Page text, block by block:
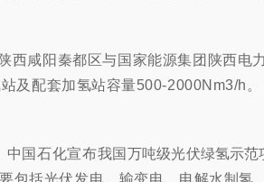
陕西咸阳秦都区与国家能源集团陕西
及配套加氢站容量500-2000Nm3/h。
国石化宣布我国 万吨级光伏绿氢示
包括光伏发电、输变电、电解水制